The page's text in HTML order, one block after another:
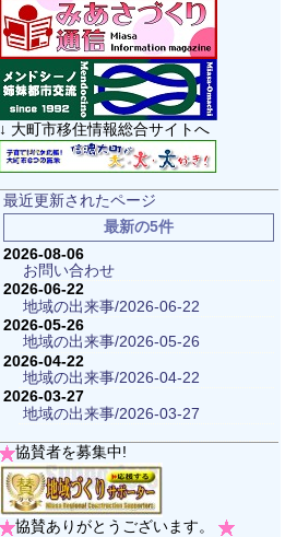
↓ 大町市移住情報総合サイトへ
最近更新されたページ
最新の5件
2026-08-06
お問い合わせ
2026-06-22
地域の出来事/2026-06-22
2026-05-26
地域の出来事/2026-05-26
2026-04-22
地域の出来事/2026-04-22
2026-03-27
地域の出来事/2026-03-27
協賛者を募集中!
協賛ありがとうございます。